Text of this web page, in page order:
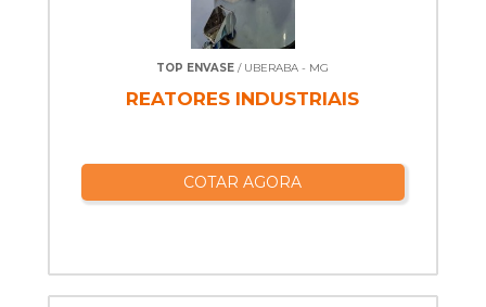
TOP ENVASE / UBERABA - MG
REATORES INDUSTRIAIS
COTAR AGORA